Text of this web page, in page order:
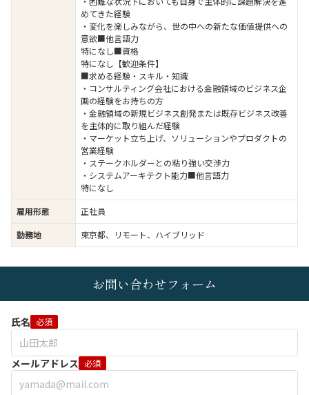
めてきた経験
・変化を楽しみながら、世の中への新たな価値提供への
意欲■他言語力
特になし■資格
特になし【歓迎条件】
■求める経験・スキル・知識
・コンサルティング会社における金融領域のビジネス企
画の経験をお持ちの方
・金融領域の新規ビジネス創発または既存ビジネス改善
を主体的に取り組んだ経験
・マーケット立ち上げ、ソリューションやプロダクトの
営業経験
・ステークホルダーとの粘り強い交渉力
・システムアーキテクト能力■他言語力
特になし
雇用形態
正社員
勤務地
東京都、リモート、ハイブリッド
お問い合わせフォーム
氏名 必須
メールアドレス 必須